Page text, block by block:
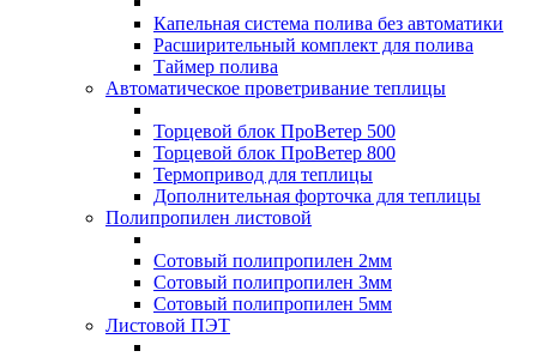
Капельная система полива без автоматики
Расширительный комплект для полива
Таймер полива
Автоматическое проветривание теплицы
Торцевой блок ПроВетер 500
Торцевой блок ПроВетер 800
Термопривод для теплицы
Дополнительная форточка для теплицы
Полипропилен листовой
Сотовый полипропилен 2мм
Сотовый полипропилен 3мм
Сотовый полипропилен 5мм
Листовой ПЭТ